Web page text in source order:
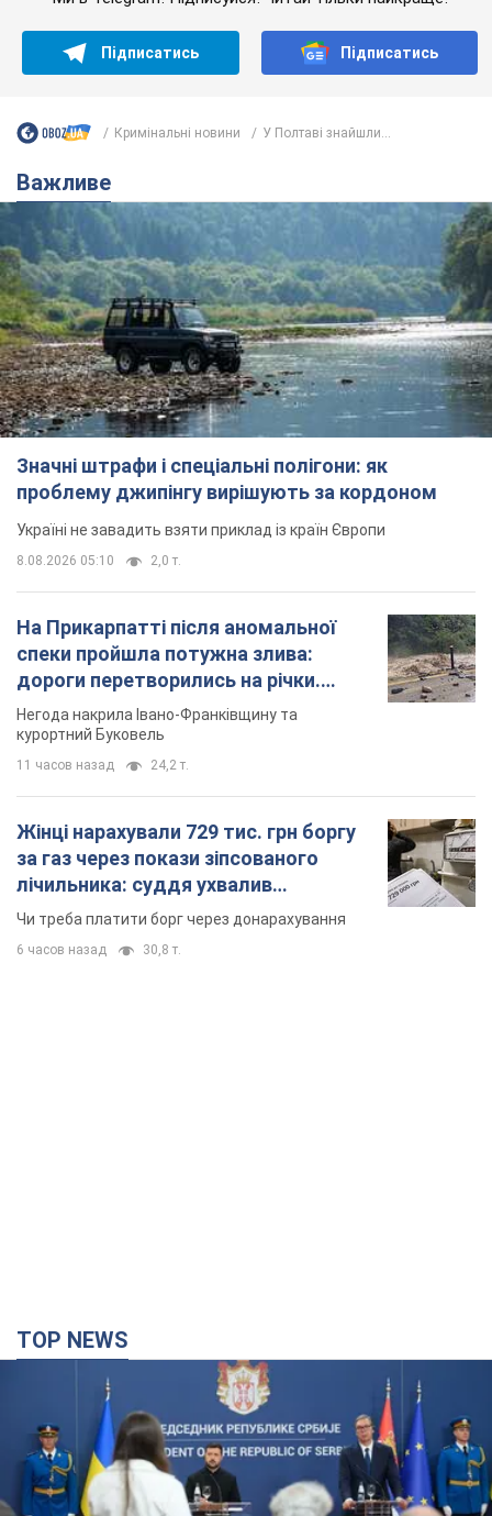
Підписатись Підписатись
Кримінальні новини У Полтаві знайшли...
Важливе
Значні штрафи і спеціальні полігони: як
проблему джипінгу вирішують за кордоном
Україні не завадить взяти приклад із країн Європи
8.08.2026 05:10 2,0 т.
На Прикарпатті після аномальної
спеки пройшла потужна злива:
дороги перетворились на річки.
Відео
Негода накрила Івано-Франківщину та
курортний Буковель
11 часов назад 24,2 т.
Жінці нарахували 729 тис. грн боргу
за газ через покази зіпсованого
лічильника: суддя ухвалив
неочікуване рішення
Чи треба платити борг через донарахування
6 часов назад 30,8 т.
TOP NEWS